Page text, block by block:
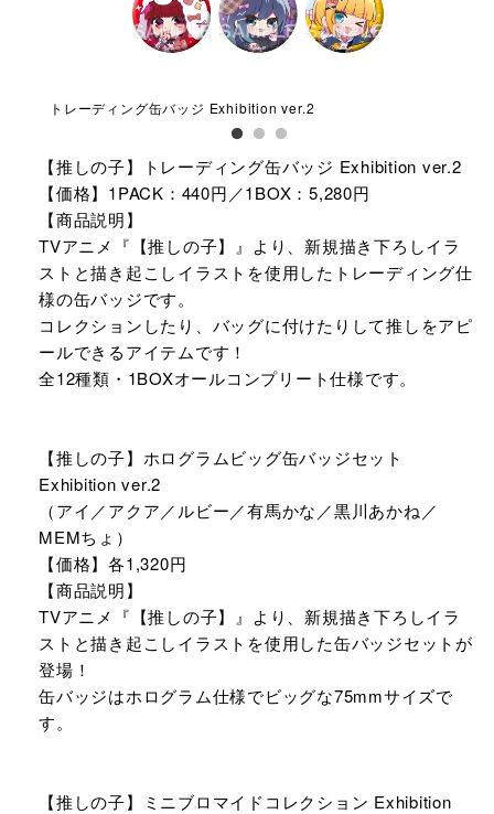
トレーディング缶バッジ Exhibition ver.2
【推しの子】トレーディング缶バッジ Exhibition ver.2
【価格】1PACK：440円／1BOX：5,280円
【商品説明】
TVアニメ『【推しの子】』より、新規描き下ろしイラ
ストと描き起こしイラストを使用したトレーディング仕
様の缶バッジです。
コレクションしたり、バッグに付けたりして推しをアピ
ールできるアイテムです！
全12種類・1BOXオールコンプリート仕様です。
【推しの子】ホログラムビッグ缶バッジセット
Exhibition ver.2
（アイ／アクア／ルビー／有馬かな／黒川あかね／
MEMちょ）
【価格】各1,320円
【商品説明】
TVアニメ『【推しの子】』より、新規描き下ろしイラ
ストと描き起こしイラストを使用した缶バッジセットが
登場！
缶バッジはホログラム仕様でビッグな75mmサイズで
す。
【推しの子】ミニブロマイドコレクション Exhibition